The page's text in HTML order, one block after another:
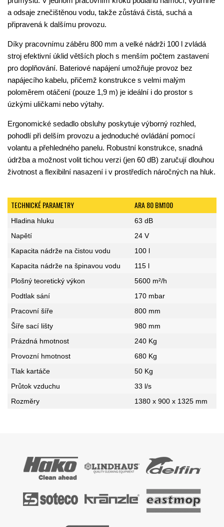
a odsaje znečištěnou vodu, takže zůstává čistá, suchá a
připravená k dalšímu provozu.
Díky pracovnímu záběru 800 mm a velké nádrži 100 l zvládá
stroj efektivní úklid větších ploch s menším počtem zastavení
pro doplňování. Bateriové napájení umožňuje provoz bez
napájecího kabelu, přičemž konstrukce s velmi malým
poloměrem otáčení (pouze 1,9 m) je ideální i do prostor s
úzkými uličkami nebo výtahy.
Ergonomické sedadlo obsluhy poskytuje výborný rozhled,
pohodlí při delším provozu a jednoduché ovládání pomocí
volantu a přehledného panelu. Robustní konstrukce, snadná
údržba a možnost volit tichou verzi (jen 60 dB) zaručují dlouhou
životnost a flexibilní nasazení i v prostředích náročných na hluk.
TECHNICKÉ PARAMETRY ARA 80 BM100
Hladina hluku
63 dB
Napětí
24 V
Kapacita nádrže na čistou vodu
100 l
Kapacita nádrže na špinavou vodu
115 l
Plošný teoretický výkon
5600 m²/h
Podtlak sání
170 mbar
Pracovní šíře
800 mm
Šíře sací lišty
980 mm
Prázdná hmotnost
240 Kg
Provozní hmotnost
680 Kg
Tlak kartáče
50 Kg
Průtok vzduchu
33 l/s
Rozměry
1380 x 900 x 1325 mm